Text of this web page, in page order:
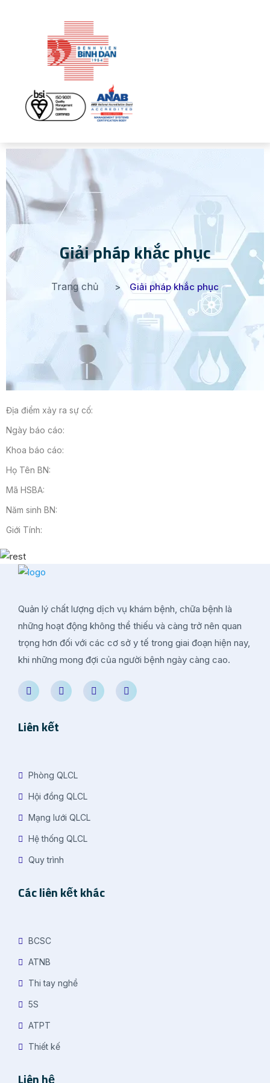
Giải pháp khắc phục
Trang chủ Giải pháp khắc phục
Địa điểm xảy ra sự cố:
Ngày báo cáo:
Khoa báo cáo:
Họ Tên BN:
Mã HSBA:
Năm sinh BN:
Giới Tính:
Quản lý chất lượng dịch vụ khám bệnh, chữa bệnh là
những hoạt động không thể thiếu và càng trở nên quan
trọng hơn đối với các cơ sở y tế trong giai đoạn hiện nay,
khi những mong đợi của người bệnh ngày càng cao.
Liên kết
Phòng QLCL
Hội đồng QLCL
Mạng lưới QLCL
Hệ thống QLCL
Quy trình
Các liên kết khác
BCSC
ATNB
Thi tay nghề
5S
ATPT
Thiết kế